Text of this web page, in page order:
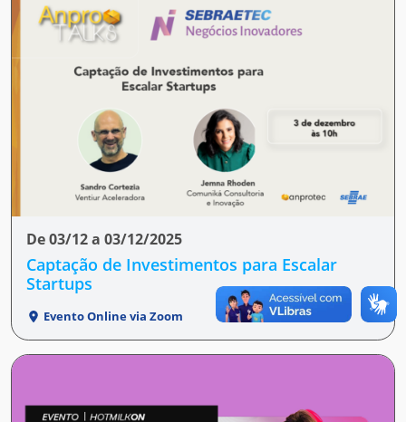
De 03/12 a 03/12/2025
Captação de Investimentos para Escalar
Startups
Evento Online via Zoom